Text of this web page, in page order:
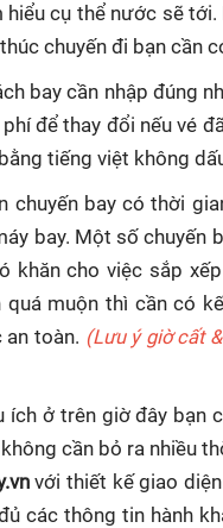
hiểu cụ thể nước sẽ
chuyến đi bạn cần
bay cần nhập đúng
để thay đổi nếu vé
tiếng việt không
chuyến bay có thời
bay. Một số chuyến
khăn cho việc sắp
quá muộn thì cần có
an toàn. (Lưu ý giờ cất
ích ở trên giờ đây bạn
cần bỏ ra nhiều
với thiết kế giao
các thông tin hành